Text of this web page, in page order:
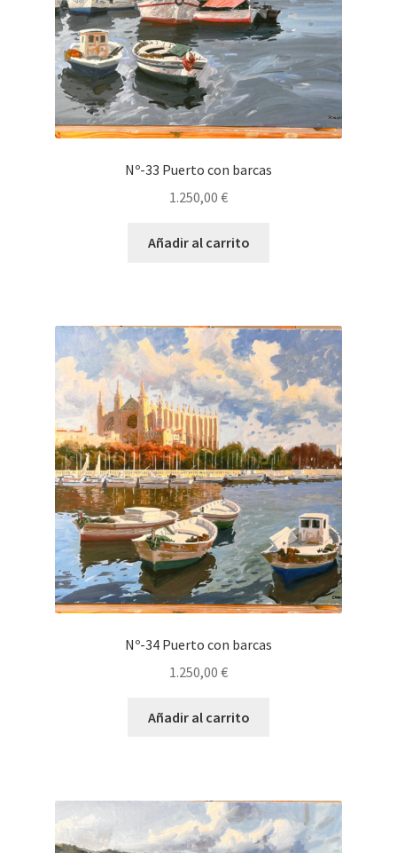
Nº-33 Puerto con barcas
1.250,00 €
Añadir al carrito
Nº-34 Puerto con barcas
1.250,00 €
Añadir al carrito